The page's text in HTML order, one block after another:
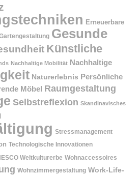
Erneuerbare
Gesunde
Künstliche
Nachhaltige Mobilität Nachhaltige
Naturerlebnis Persönliche
Möbel Raumgestaltung
Selbstreflexion Skandinavisches
Stressmanagement
Technologische Innovationen
Weltkulturerbe Wohnaccessoires
Wohnzimmergestaltung Work-Life-